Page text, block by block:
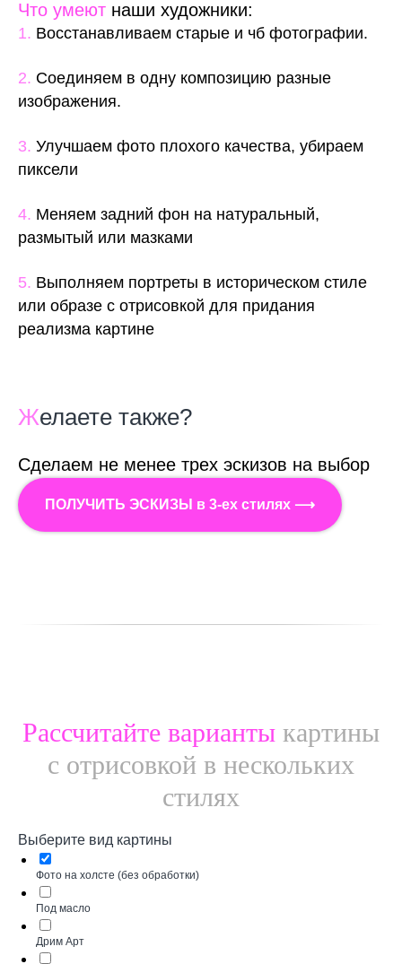
Что умеют наши художники:
1. Восстанавливаем старые и чб фотографии.
2. Соединяем в одну композицию разные
изображения.
3. Улучшаем фото плохого качества, убираем
пиксели
4. Меняем задний фон на натуральный,
размытый или мазками
5. Выполняем портреты в историческом стиле
или образе с отрисовкой для придания
реализма картине
Желаете также?
Сделаем не менее трех эскизов на выбор
ПОЛУЧИТЬ ЭСКИЗЫ в 3-ех стилях ⟶
Рассчитайте варианты картины
с отрисовкой в нескольких
стилях
Выберите вид картины
Фото на холсте (без обработки)
Под масло
Дрим Арт